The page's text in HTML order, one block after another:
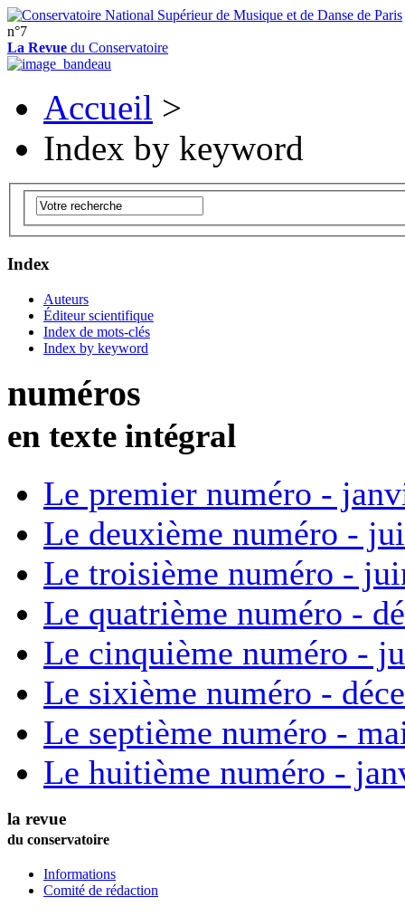
n°7
La Revue du Conservatoire
Accueil >
Index by keyword
Index
Auteurs
Éditeur scientifique
Index de mots-clés
Index by keyword
numéros
en texte intégral
Le premier numéro -
Le deuxième numéro -
Le troisième numéro -
Le quatrième numéro -
Le cinquième numéro -
Le sixième numéro -
Le septième numéro -
Le huitième numéro -
la revue
du conservatoire
Informations
Comité de rédaction